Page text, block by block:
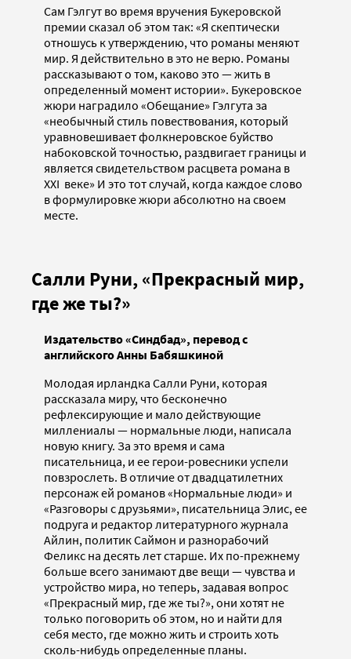
Сам Гэлгут во время вручения Букеровской
премии сказал об этом так: «Я скептически
отношусь к утверждению, что романы меняют
мир. Я действительно в это не верю. Романы
рассказывают о том, каково это — жить в
определенный момент истории». Букеровское
жюри наградило «Обещание» Гэлгута за
«необычный стиль повествования, который
уравновешивает фолкнеровское буйство
набоковской точностью, раздвигает границы и
является свидетельством расцвета романа в
XXI веке» И это тот случай, когда каждое слово
в формулировке жюри абсолютно на своем
месте.
Салли Руни, «Прекрасный мир,
где же ты?»
Издательство «Синдбад», перевод с
английского Анны Бабяшкиной
Молодая ирландка Салли Руни, которая
рассказала миру, что бесконечно
рефлексирующие и мало действующие
миллениалы — нормальные люди, написала
новую книгу. За это время и сама
писательница, и ее герои-ровесники успели
повзрослеть. В отличие от двадцатилетних
персонаж ей романов «Нормальные люди» и
«Разговоры с друзьями», писательница Элис, ее
подруга и редактор литературного журнала
Айлин, политик Саймон и разнорабочий
Феликс на десять лет старше. Их по-прежнему
больше всего занимают две вещи — чувства и
устройство мира, но теперь, задавая вопрос
«Прекрасный мир, где же ты?», они хотят не
только поговорить об этом, но и найти для
себя место, где можно жить и строить хоть
сколь-нибудь определенные планы.